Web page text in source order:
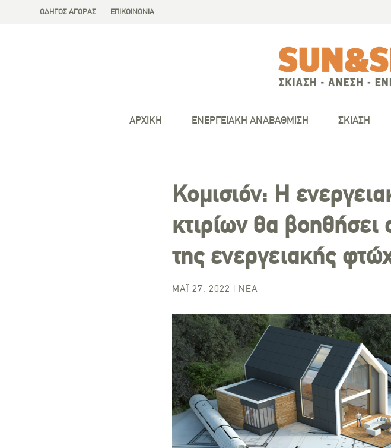
ΟΔΗΓΟΣ ΑΓΟΡΑΣ ΕΠΙΚΟΙΝΩΝΙΑ
ΑΡΧΙΚΗ ΕΝΕΡΓΕΙΑΚΗ ΑΝΑΒΑΘΜΙΣΗ ΣΚΙΑΣΗ
Κομισιόν: Η
κτιρίων θα
της ενεργειακής
ΜΆΙ 27, 2022 | ΝΈΑ